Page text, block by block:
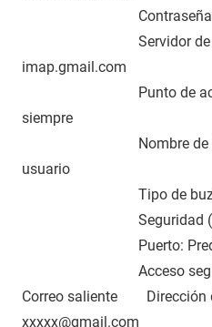
Contraseña: la
Servidor de
imap.gmail.com
Punto de acceso
siempre
Nombre de buzón:
usuario
Tipo de buzón de
Seguridad
Puerto:
Acceso seguro
Correo saliente Dirección
xxxxx@gmail.com